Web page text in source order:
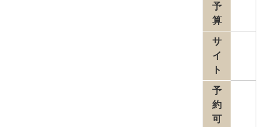
予
算
サ
イ
ト
予
約
可